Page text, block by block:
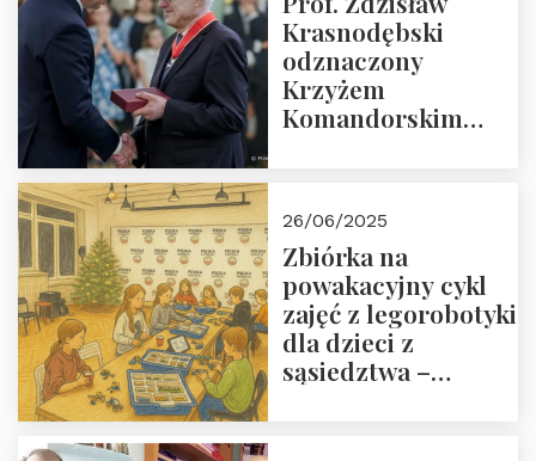
Krasnodębski
odznaczony
Krzyżem
Komandorskim
26/06/2025
Zbiórka na
powakacyjny cykl
zajęć z legorobotyki
dla dzieci z
sąsiedztwa –